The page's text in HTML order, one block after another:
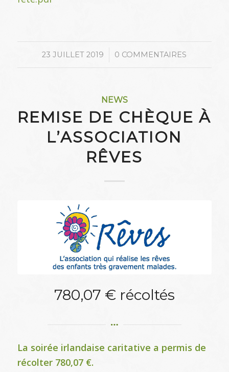
23 JUILLET 2019
/ 0 COMMENTAIRES
NEWS
REMISE DE CHÈQUE À
L’ASSOCIATION
RÊVES
780,07 € récoltés
La soirée irlandaise caritative a permis de
récolter 780,07 €.